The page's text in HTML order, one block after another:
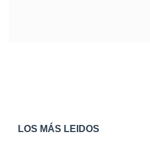
LOS MÁS LEIDOS